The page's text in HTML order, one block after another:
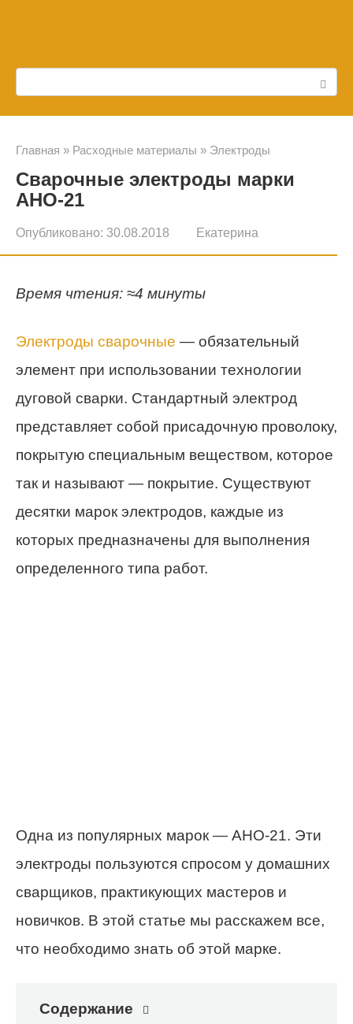
контенту
Главная » Расходные материалы » Электроды
Сварочные электроды марки
АНО-21
Опубликовано: 30.08.2018 Екатерина
Время чтения: ≈4 минуты
Электроды сварочные — обязательный
элемент при использовании технологии
дуговой сварки. Стандартный электрод
представляет собой присадочную проволоку,
покрытую специальным веществом, которое
так и называют — покрытие. Существуют
десятки марок электродов, каждые из
которых предназначены для выполнения
определенного типа работ.
Одна из популярных марок — АНО-21. Эти
электроды пользуются спросом у домашних
сварщиков, практикующих мастеров и
новичков. В этой статье мы расскажем все,
что необходимо знать об этой марке.
Содержание